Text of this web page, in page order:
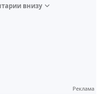
внизу
Реклама